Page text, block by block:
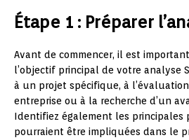
Étape 1 : Préparer
Avant de commencer, il est
l’objectif principal de votre analyse
à un projet spécifique, à
entreprise ou à la recherche d’un
Identifiez également les principales
pourraient être impliquées dans le